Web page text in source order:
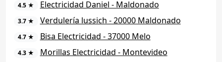
4.5 ★ Electricidad Daniel - Maldonado
3.7 ★ Verdulería lussich - 20000 Maldonado
4.7 ★ Bisa Electricidad - 37000 Melo
4.3 ★ Morillas Electricidad - Montevideo